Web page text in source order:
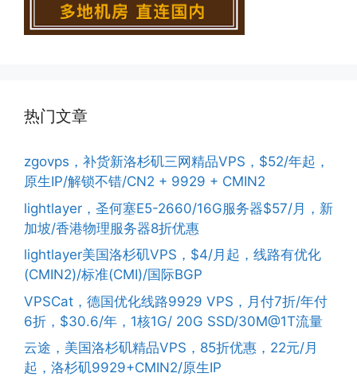
热门文章
zgovps，补货新洛杉矶三网精品VPS，$52/年起，
原生IP/解锁不错/CN2 + 9929 + CMIN2
lightlayer，圣何塞E5-2660/16G服务器$57/月，新
加坡/香港物理服务器8折优惠
lightlayer美国洛杉矶VPS，$4/月起，线路有优化
(CMIN2)/标准(CMI)/国际BGP
VPSCat，德国优化线路9929 VPS，月付7折/年付
6折，$30.6/年，1核1G/ 20G SSD/30M@1T流量
云途，美国洛杉矶精品VPS，85折优惠，22元/月
起，洛杉矶9929+CMIN2/原生IP